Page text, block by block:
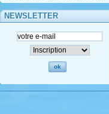
NEWSLETTER